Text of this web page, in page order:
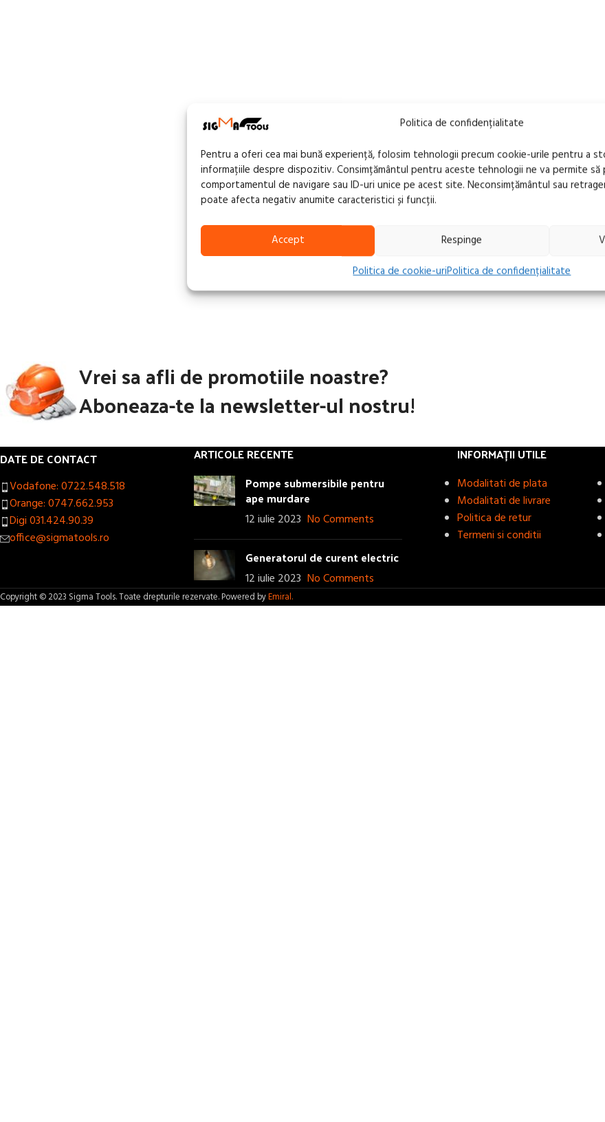
Politica de confidențialitate
Pentru a oferi cea mai bună experiență, folosim tehnologii precum cookie-urile pentru a
informațiile despre dispozitiv. Consimțământul pentru aceste tehnologii ne va permite să
comportamentul de navigare sau ID-uri unice pe acest site. Neconsimțământul sau
poate afecta negativ anumite caracteristici și funcții.
Accept Respinge
Politica de cookie-uriPolitica de confidențialitate
Vrei sa afli de promotiile noastre?
Aboneaza-te la newsletter-ul nostru!
DATE DE CONTACT
Vodafone: 0722.548.518
Orange: 0747.662.953
Digi 031.424.90.39
office@sigmatools.ro
ARTICOLE RECENTE
Pompe submersibile pentru
ape murdare
12 iulie 2023 No Comments
Generatorul de curent electric
12 iulie 2023 No Comments
INFORMAȚII UTILE
Modalitati de plata
Modalitati de livrare
Politica de retur
Termeni si conditii
Copyright © 2023 Sigma Tools. Toate drepturile rezervate. Powered byEmiral.